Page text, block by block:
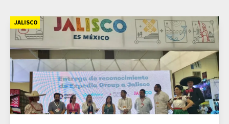
JALISCO